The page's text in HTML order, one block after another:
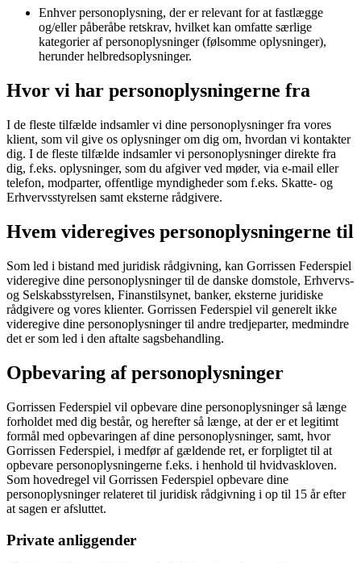
Enhver personoplysning, der er relevant for at fastlægge
og/eller påberåbe retskrav, hvilket kan omfatte særlige
kategorier af personoplysninger (følsomme oplysninger),
herunder helbredsoplysninger.
Hvor vi har personoplysningerne fra
I de fleste tilfælde indsamler vi dine personoplysninger fra vores
klient, som vil give os oplysninger om dig om, hvordan vi kontakter
dig. I de fleste tilfælde indsamler vi personoplysninger direkte fra
dig, f.eks. oplysninger, som du afgiver ved møder, via e-mail eller
telefon, modparter, offentlige myndigheder som f.eks. Skatte- og
Erhvervsstyrelsen samt eksterne rådgivere.
Hvem videregives personoplysningerne til
Som led i bistand med juridisk rådgivning, kan Gorrissen Federspiel
videregive dine personoplysninger til de danske domstole, Erhvervs-
og Selskabsstyrelsen, Finanstilsynet, banker, eksterne juridiske
rådgivere og vores klienter. Gorrissen Federspiel vil generelt ikke
videregive dine personoplysninger til andre tredjeparter, medmindre
det er som led i den aftalte sagsbehandling.
Opbevaring af personoplysninger
Gorrissen Federspiel vil opbevare dine personoplysninger så længe
forholdet med dig består, og herefter så længe, at der er et legitimt
formål med opbevaringen af dine personoplysninger, samt, hvor
Gorrissen Federspiel, i medfør af gældende ret, er forpligtet til at
opbevare personoplysningerne f.eks. i henhold til hvidvaskloven.
Som hovedregel vil Gorrissen Federspiel opbevare dine
personoplysninger relateret til juridisk rådgivning i op til 15 år efter
at sagen er afsluttet.
Private anliggender